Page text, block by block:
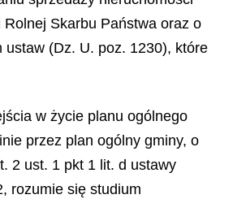
Rolnej Skarbu Państwa oraz o
ustaw (Dz. U. poz. 1230), które
w życie planu ogólnego
przez plan ogólny gminy, o
2 ust. 1 pkt 1 lit. d ustawy
rozumie się studium